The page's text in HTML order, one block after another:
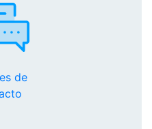
de